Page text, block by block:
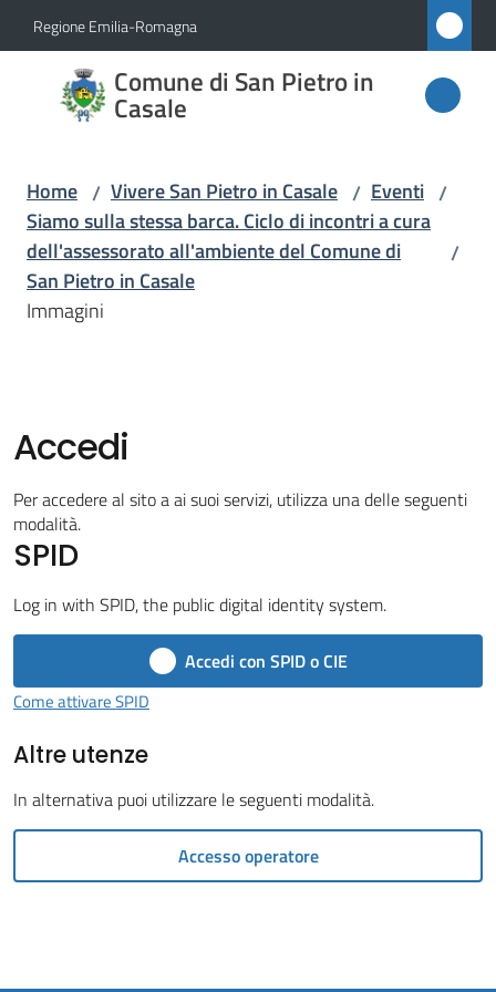
Vai al contenuto
Vai alla navigazione
Vai al footer
Regione Emilia-Romagna
Comune di San Pietro in
Casale
Comune
di San
Casale
Amministrazione
Servizi
Vivere
il
Comune
Amministrazione
Tutti
gli
Home / Vivere San Pietro in Casale / Eventi /
Siamo sulla stessa barca. Ciclo di incontri a cura
dell'assessorato all'ambiente del Comune di
San Pietro in Casale
/
Immagini
Accedi
Per accedere al sito a ai suoi servizi, utilizza una delle seguenti
modalità.
SPID
Log in with SPID, the public digital identity system.
Accedi con SPID o CIE
Come attivare SPID
Altre utenze
In alternativa puoi utilizzare le seguenti modalità.
Accesso operatore